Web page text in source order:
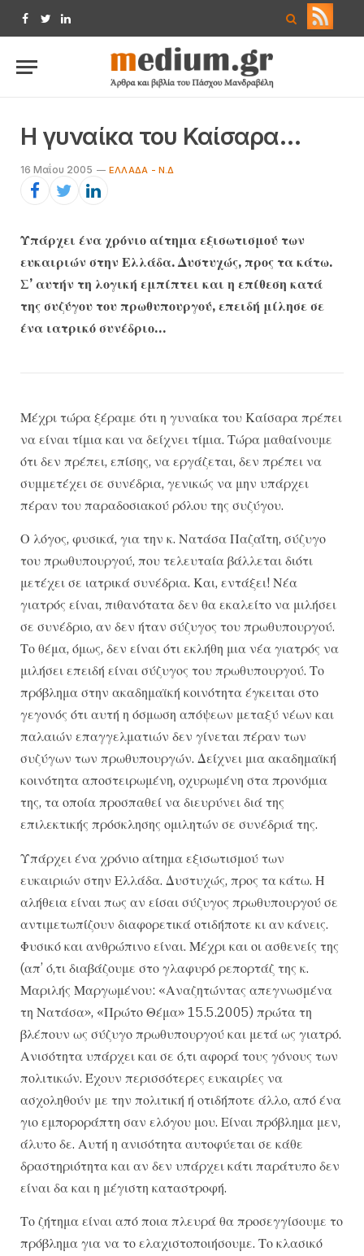
Facebook
TwitterLinkedIn
Η γυναίκα του Καίσαρα…
16 Μαΐου 2005 ΕΛΛΆΔΑ - Ν.Δ
Υπάρχει ένα χρόνιο αίτημα εξισωτισμού των
ευκαιριών στην Ελλάδα. Δυστυχώς, προς τα κάτω.
Σ’ αυτήν τη λογική εμπίπτει και η επίθεση κατά
της συζύγου του πρωθυπουργού, επειδή μίλησε σε
ένα ιατρικό συνέδριο…
Μέχρι τώρα ξέραμε ότι η γυναίκα του Καίσαρα πρέπει
να είναι τίμια και να δείχνει τίμια. Τώρα μαθαίνουμε
ότι δεν πρέπει, επίσης, να εργάζεται, δεν πρέπει να
συμμετέχει σε συνέδρια, γενικώς να μην υπάρχει
πέραν του παραδοσιακού ρόλου της συζύγου.
Ο λόγος, φυσικά, για την κ. Νατάσα Παζαΐτη, σύζυγο
του πρωθυπουργού, που τελευταία βάλλεται διότι
μετέχει σε ιατρικά συνέδρια. Και, εντάξει! Νέα
γιατρός είναι, πιθανότατα δεν θα εκαλείτο να μιλήσει
σε συνέδριο, αν δεν ήταν σύζυγος του πρωθυπουργού.
Το θέμα, όμως, δεν είναι ότι εκλήθη μια νέα γιατρός να
μιλήσει επειδή είναι σύζυγος του πρωθυπουργού. Το
πρόβλημα στην ακαδημαϊκή κοινότητα έγκειται στο
γεγονός ότι αυτή η όσμωση απόψεων μεταξύ νέων και
παλαιών επαγγελματιών δεν γίνεται πέραν των
συζύγων των πρωθυπουργών. Δείχνει μια ακαδημαϊκή
κοινότητα αποστειρωμένη, οχυρωμένη στα προνόμια
της, τα οποία προσπαθεί να διευρύνει διά της
επιλεκτικής πρόσκλησης ομιλητών σε συνέδριά της.
Υπάρχει ένα χρόνιο αίτημα εξισωτισμού των
ευκαιριών στην Ελλάδα. Δυστυχώς, προς τα κάτω. Η
αλήθεια είναι πως αν είσαι σύζυγος πρωθυπουργού σε
αντιμετωπίζουν διαφορετικά οτιδήποτε κι αν κάνεις.
Φυσικό και ανθρώπινο είναι. Μέχρι και οι ασθενείς της
(απ’ ό,τι διαβάζουμε στο γλαφυρό ρεπορτάζ της κ.
Μαριλής Μαργωμένου: «Αναζητώντας απεγνωσμένα
τη Νατάσα», «Πρώτο Θέμα» 15.5.2005) πρώτα τη
βλέπουν ως σύζυγο πρωθυπουργού και μετά ως γιατρό.
Ανισότητα υπάρχει και σε ό,τι αφορά τους γόνους των
πολιτικών. Έχουν περισσότερες ευκαιρίες να
ασχοληθούν με την πολιτική ή οτιδήποτε άλλο, από ένα
γιο εμποροράπτη σαν ελόγου μου. Είναι πρόβλημα μεν,
άλυτο δε. Αυτή η ανισότητα αυτοφύεται σε κάθε
δραστηριότητα και αν δεν υπάρχει κάτι παράτυπο δεν
είναι δα και η μέγιστη καταστροφή.
Το ζήτημα είναι από ποια πλευρά θα προσεγγίσουμε το
πρόβλημα για να το ελαχιστοποιήσουμε. Το κλασικό